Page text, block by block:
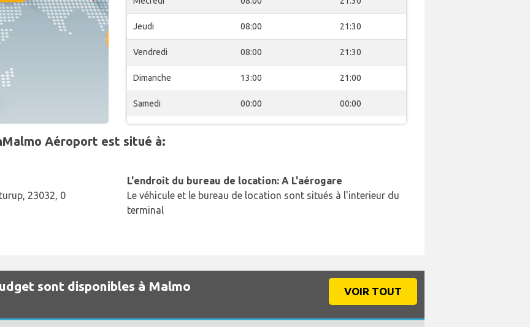
Jeudi 08:00 21:30
Vendredi 08:00 21:30
Dimanche 13:00 21:00
Samedi 00:00 00:00
Aéroport est situé à:
23032, 0
L'endroit du bureau de location: A L'aérogare
Le véhicule et le bureau de location sont situés à l'interieur du
terminal
sont disponibles à Malmo
VOIR TOUT